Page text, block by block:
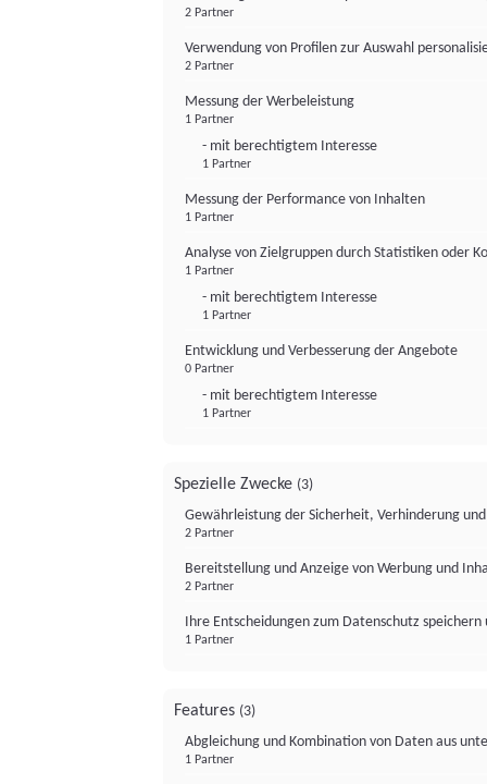
2 Partner
Verwendung von Profilen zur Auswahl
2 Partner
Messung der Werbeleistung
1 Partner
- mit berechtigtem Interesse
1 Partner
Messung der Performance von Inhalten
1 Partner
Analyse von Zielgruppen durch Statistiken oder
1 Partner
- mit berechtigtem Interesse
1 Partner
Entwicklung und Verbesserung der Angebote
0 Partner
- mit berechtigtem Interesse
1 Partner
Spezielle Zwecke (3)
Gewährleistung der Sicherheit, Verhinderung
2 Partner
Bereitstellung und Anzeige von Werbung und
2 Partner
Ihre Entscheidungen zum Datenschutz
1 Partner
Features (3)
Abgleichung und Kombination von Daten aus
1 Partner